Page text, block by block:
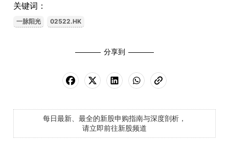
关键词：
一脉阳光 02522.HK
分享到
每日最新、最全的新股申购指南与深度剖析，
请立即前往新股频道